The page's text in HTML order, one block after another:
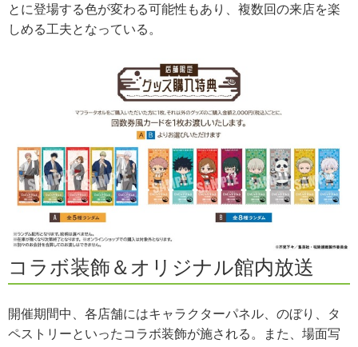
とに登場する色が変わる可能性もあり、複数回の来店を楽
しめる工夫となっている。
コラボ装飾＆オリジナル館内放送
開催期間中、各店舗にはキャラクターパネル、のぼり、タ
ペストリーといったコラボ装飾が施される。また、場面写